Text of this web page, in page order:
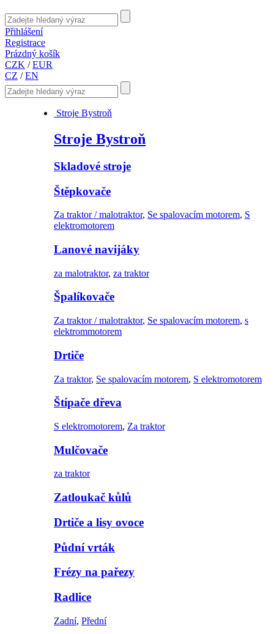
Přihlášení
Registrace
Prázdný košík
CZK /EUR
CZ /EN
Stroje Bystroň
Stroje Bystroň
Skladové stroje
Štěpkovače
Za traktor / malotraktor, Se spalovacím motorem, S
elektromotorem
Lanové navijáky
za malotraktor, za traktor
Špalíkovače
Za traktor / malotraktor, Se spalovacím motorem, s
elektrommotorem
Drtiče
Za traktor, Se spalovacím motorem, S elektromotorem
Štípače dřeva
S elektromotorem, Za traktor
Mulčovače
za traktor
Zatloukač kůlů
Drtiče a lisy ovoce
Půdní vrták
Frézy na pařezy
Radlice
Zadní, Přední